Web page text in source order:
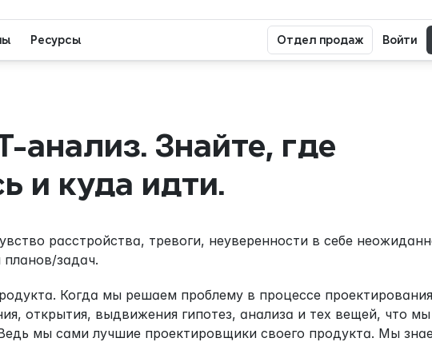
анализ. Знайте, где
и куда идти.
расстройства, тревоги, неуверенности в себе
задач.
Когда мы решаем проблему в процессе
открытия, выдвижения гипотез, анализа и тех вещей, что
мы сами лучшие проектировщики своего продукта. Мы
Ресурсы Отдел продаж Войти